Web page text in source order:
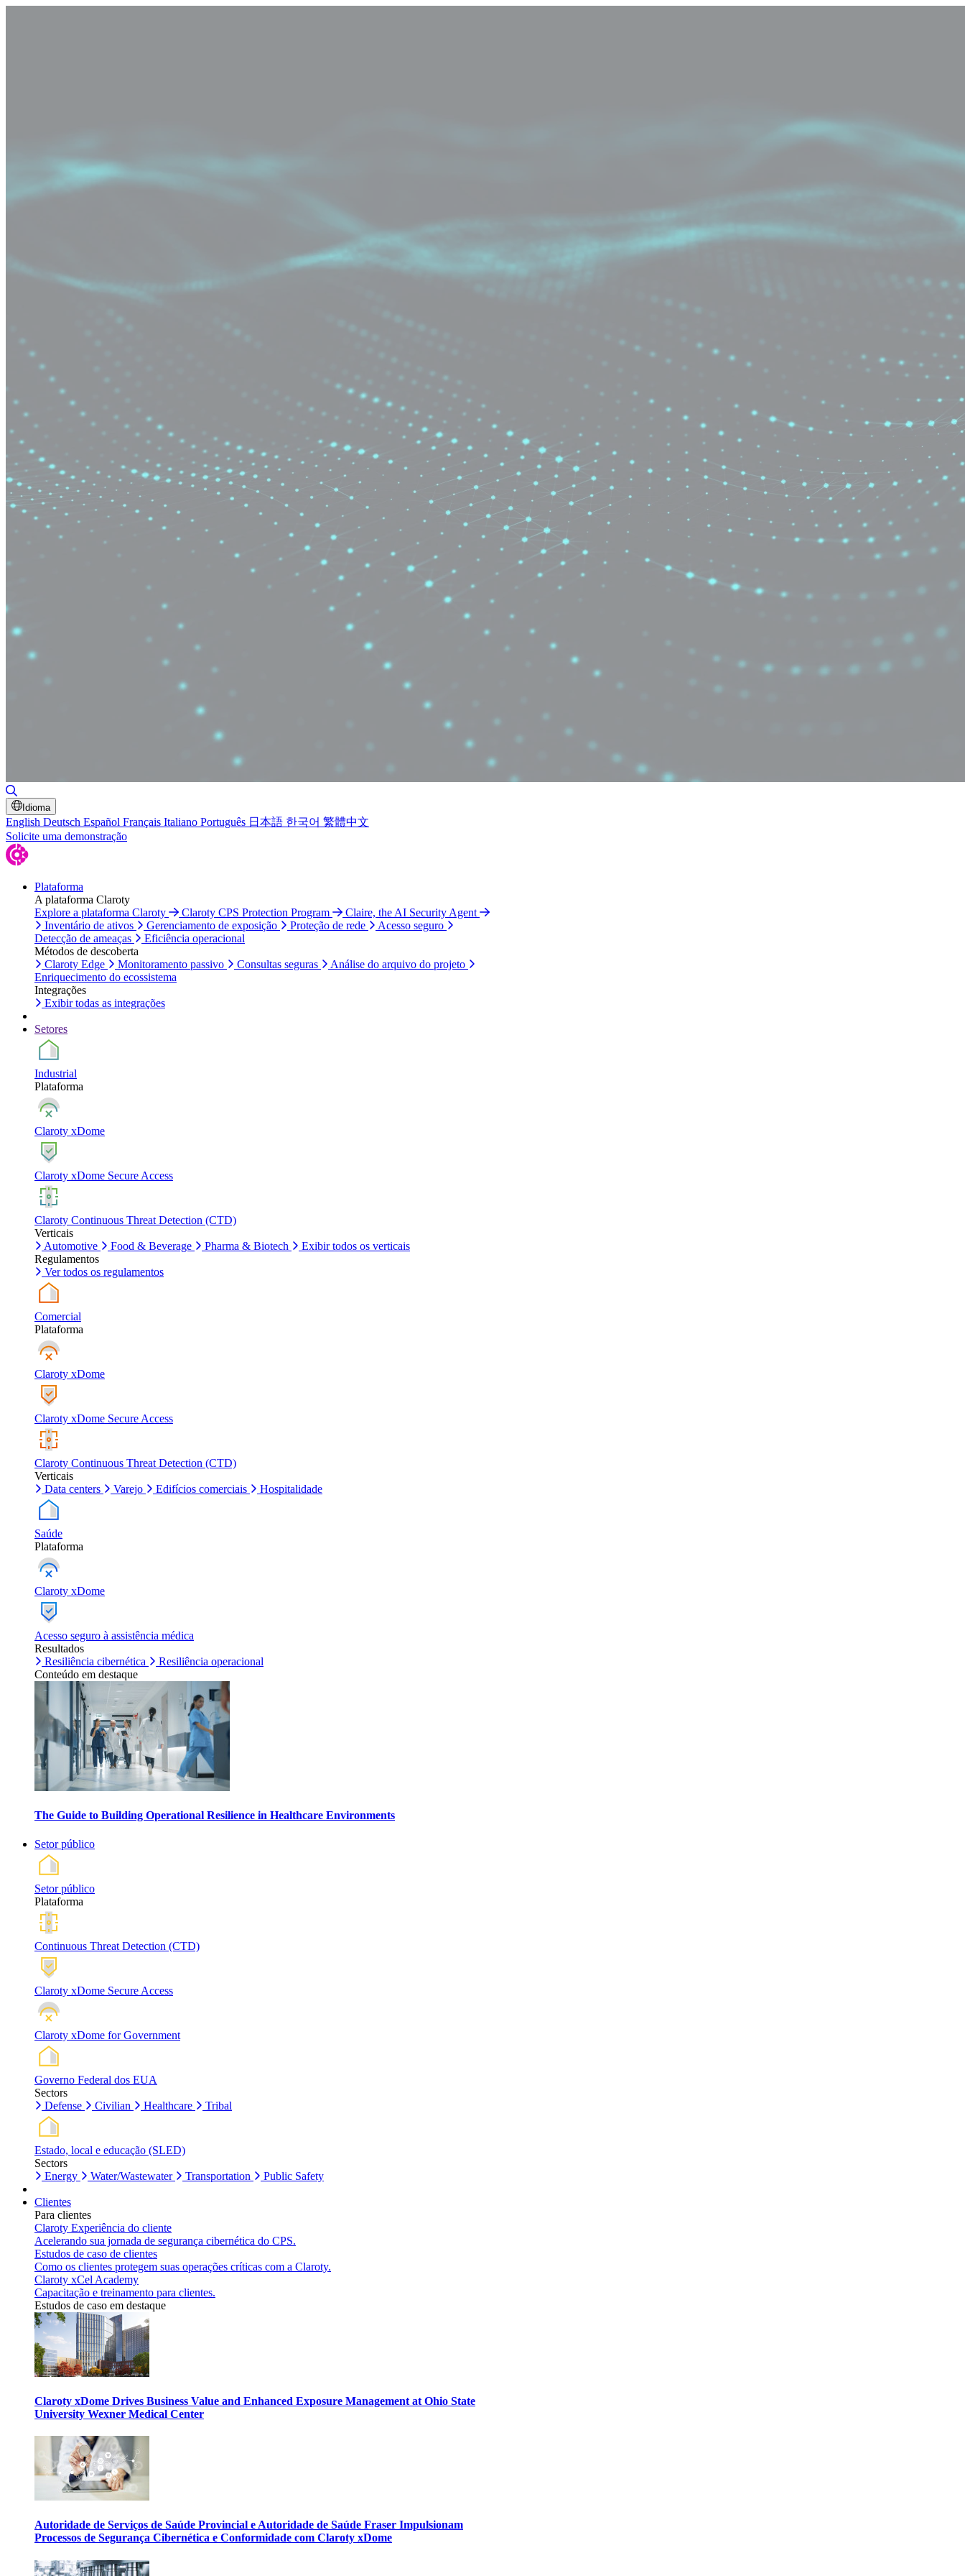
Idioma
English Deutsch Español Français Italiano Português 日本語 한국어 繁體中文
Solicite uma demonstração
Plataforma
A plataforma Claroty
Explore a plataforma Claroty
Claroty CPS Protection Program
Claire, the AI Security Agent
Inventário de ativos
Gerenciamento de exposição Proteção de rede
Acesso seguro
Detecção de ameaças
Eficiência operacional
Métodos de descoberta
Claroty Edge
Monitoramento passivo Consultas seguras
Análise do arquivo do projeto
Enriquecimento do ecossistema
Integrações
Exibir todas as integrações
Setores
Industrial
Plataforma
Claroty xDome
Claroty xDome Secure Access
Claroty Continuous Threat Detection (CTD)
Verticais
Automotive
Food & Beverage Pharma & Biotech
Exibir todos os verticais
Regulamentos
Ver todos os regulamentos
Comercial
Plataforma
Claroty xDome
Claroty xDome Secure Access
Claroty Continuous Threat Detection (CTD)
Verticais
Data centers
Varejo Edifícios comerciais Hospitalidade
Saúde
Plataforma
Claroty xDome
Acesso seguro à assistência médica
Resultados
Resiliência cibernética
Resiliência operacional
Conteúdo em destaque
The Guide to Building Operational Resilience in Healthcare Environments
Setor público
Setor público
Plataforma
Continuous Threat Detection (CTD)
Claroty xDome Secure Access
Claroty xDome for Government
Governo Federal dos EUA
Sectors
Defense
Civilian Healthcare Tribal
Estado, local e educação (SLED)
Sectors
Energy
Water/Wastewater Transportation Public Safety
Clientes
Para clientes
Claroty Experiência do cliente
Acelerando sua jornada de segurança cibernética do CPS.
Estudos de caso de clientes
Como os clientes protegem suas operações críticas com a Claroty.
Claroty xCel Academy
Capacitação e treinamento para clientes.
Estudos de caso em destaque
Claroty xDome Drives Business Value and Enhanced Exposure Management at Ohio State
University Wexner Medical Center
Autoridade de Serviços de Saúde Provincial e Autoridade de Saúde Fraser Impulsionam
Processos de Segurança Cibernética e Conformidade com Claroty xDome